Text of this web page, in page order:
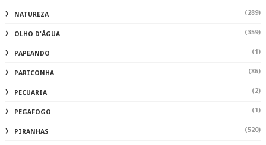
NATUREZA (289)
OLHO D'ÁGUA (359)
PAPEANDO (1)
PARICONHA (86)
PECUARIA (2)
PEGAFOGO (1)
PIRANHAS (520)